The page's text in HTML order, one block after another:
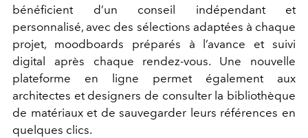
bénéficient d’un conseil indépendant et
personnalisé, avec des sélections adaptées à chaque
projet, moodboards préparés à l’avance et suivi
digital après chaque rendez-vous. Une nouvelle
plateforme en ligne permet également aux
architectes et designers de consulter la bibliothèque
de matériaux et de sauvegarder leurs références en
quelques clics.